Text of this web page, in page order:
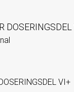
DOSERINGSDEL
VI+